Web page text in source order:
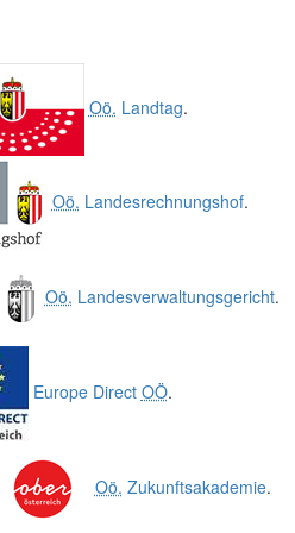
Oö. Landtag.
Oö. Landesrechnungshof.
Oö. Landesverwaltungsgericht.
Europe Direct OÖ.
Oö. Zukunftsakademie.